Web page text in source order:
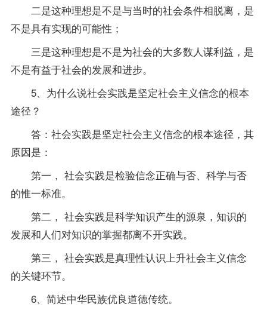
二是这种理想是不是与当时的社会条件相脱离，是
不是具有实现的可能性；
三是这种理想是不是为社会的大多数人谋利益，是
不是有益于社会的发展和进步。
5、为什么说社会实践是坚定社会主义信念的根本
途径？
答：社会实践是坚定社会主义信念的根本途径，其
原因是：
第一， 社会实践是检验信念正确与否、科学与否
的惟一标准。
第二， 社会实践是科学知识产生的源泉，知识的
发展和人们对知识的掌握都离不开实践。
第三， 社会实践是真理性认识上升社会主义信念
的关键环节。
6、简述中华民族优良道德传统。